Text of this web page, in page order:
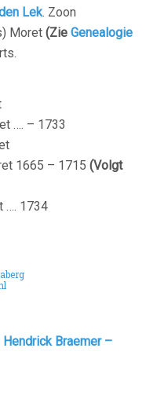
Lek. Zoon
Moret (Zie Genealogie
…. – 1733
1665 – 1715 (Volgt
…. 1734
Hendrick Braemer –